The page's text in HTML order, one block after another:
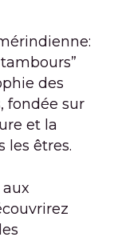
des
fondée sur
et la
les êtres.